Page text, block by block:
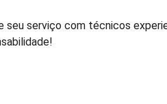
seu serviço com técnicos